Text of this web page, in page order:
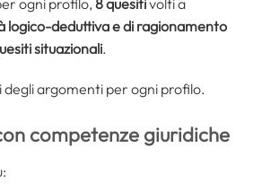
logico-deduttiva e di ragionamento
situazionali.
argomenti per ogni profilo.
competenze giuridiche